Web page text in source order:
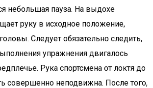
небольшая пауза. На выдохе
руку в исходное положение,
Следует обязательно следить,
упражнения двигалось
Рука спортсмена от локтя до
совершенно неподвижна. После того,